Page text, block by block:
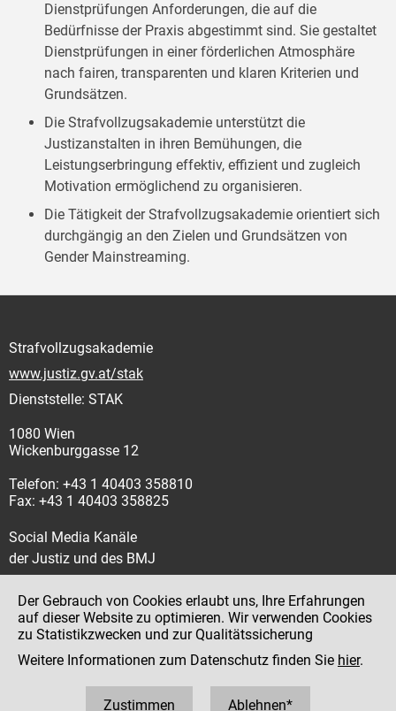
Dienstprüfungen Anforderungen, die auf die
Bedürfnisse der Praxis abgestimmt sind. Sie gestaltet
Dienstprüfungen in einer förderlichen Atmosphäre
nach fairen, transparenten und klaren Kriterien und
Grundsätzen.
Die Strafvollzugsakademie unterstützt die
Justizanstalten in ihren Bemühungen, die
Leistungserbringung effektiv, effizient und zugleich
Motivation ermöglichend zu organisieren.
Die Tätigkeit der Strafvollzugsakademie orientiert sich
durchgängig an den Zielen und Grundsätzen von
Gender Mainstreaming.
Strafvollzugsakademie
www.justiz.gv.at/stak
Dienststelle: STAK
1080 Wien
Wickenburggasse 12
Telefon: +43 1 40403 358810
Fax: +43 1 40403 358825
Social Media Kanäle
der Justiz und des BMJ
Impressum
Datenschutz
Der Gebrauch von Cookies erlaubt uns, Ihre Erfahrungen
auf dieser Website zu optimieren. Wir verwenden Cookies
zu Statistikzwecken und zur Qualitätssicherung
Weitere Informationen zum Datenschutz finden Sie hier.
Zustimmen Ablehnen*